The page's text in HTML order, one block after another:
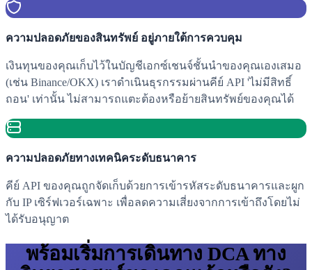
ความปลอดภัยของสินทรัพย์ อยู่ภายใต้การควบคุม
เงินทุนของคุณเก็บไว้ในบัญชีเอกซ์เชนจ์ชั้นนำของคุณเองเสมอ
(เช่น Binance/OKX) เราดำเนินธุรกรรมผ่านคีย์ API 'ไม่มีสิทธิ์
ถอน' เท่านั้น ไม่สามารถแตะต้องหรือย้ายสินทรัพย์ของคุณได้
ความปลอดภัยทางเทคนิคระดับธนาคาร
คีย์ API ของคุณถูกจัดเก็บด้วยการเข้ารหัสระดับธนาคารและผูก
กับ IP เซิร์ฟเวอร์เฉพาะ เพื่อลดความเสี่ยงจากการเข้าถึงโดยไม่
ได้รับอนุญาต
พร้อมเริ่มการเดินทาง DCA ทาง